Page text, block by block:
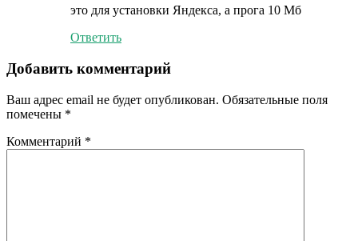
это для установки Яндекса, а прога 10 Мб
Ответить
Добавить комментарий
Ваш адрес email не будет опубликован. Обязательные поля
помечены *
Комментарий *